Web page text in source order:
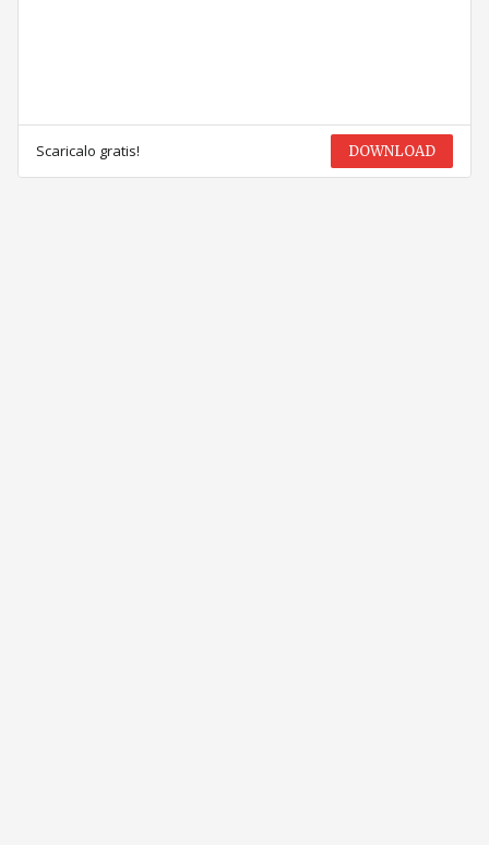
Scaricalo gratis! DOWNLOAD